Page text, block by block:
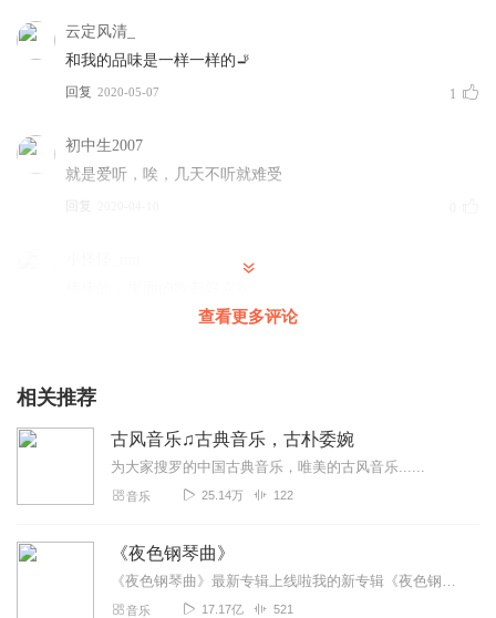
云定风清_
和我的品味是一样一样的🚬
回复 2020-05-07 1
初中生2007
就是爱听，唉，几天不听就难受
回复
特别好听，声音美妙，超赞
2019-10-19
2020-04-15
听友186639870
查看更多评论
相关推荐
古风音乐♫古典音乐，古朴委婉
为大家搜罗的中国古典音乐，唯美的古风音乐......
音乐 25.14万 122
《夜色钢琴曲》
《夜色钢琴曲》最新专辑上线啦我的新专辑《夜色钢琴曲最新专辑》（点击跳转）已经上线，新专辑是《夜色钢琴曲》的升级版，我精选了诸多经典原创作品与大家分享，愿未来...
音乐 17.17亿 521